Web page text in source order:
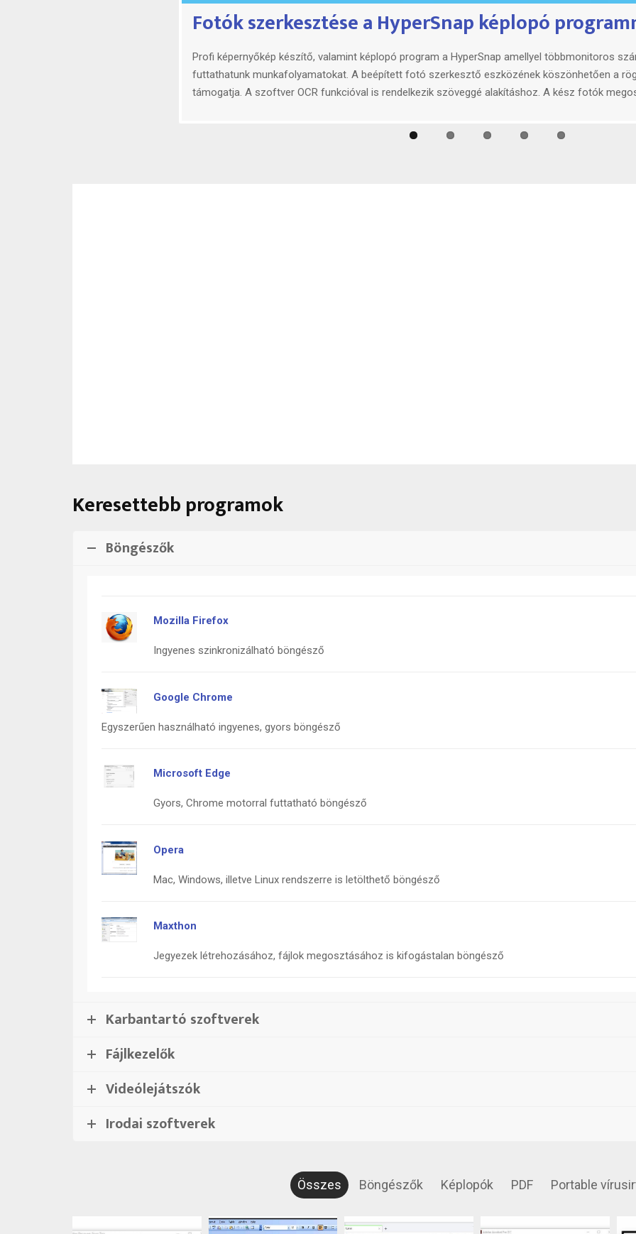
Fotók szerkesztése a HyperSnap képlopó
Ezekben biztosít több funkciót a riválisaitól a
Rendszerindító adathordozó készítő szoftver a Rufus amellyel könnyedén készíthető
például a TPM 2.0 vagy a Secure Boot ellenőrzés.
Keresettebb programok
Mozilla Firefox
Ingyenes szinkronizálható böngésző
Google Chrome
Egyszerűen használható ingyenes, gyors böngésző
Microsoft Edge
Gyors, Chrome motorral futtatható böngésző
Mac, Windows, illetve Linux rendszerre is letölthető böngésző
Maxthon
Karbantartó szoftverek
Fájlkezelők
Videólejátszók
Összes Böngészők Képlopók